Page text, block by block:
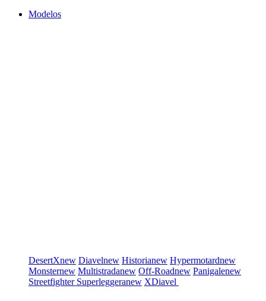
Modelos
DesertXnew Diavelnew Historianew Hypermotardnew
Monsternew Multistradanew Off-Roadnew Panigalenew
Streetfighter Superleggeranew XDiavel